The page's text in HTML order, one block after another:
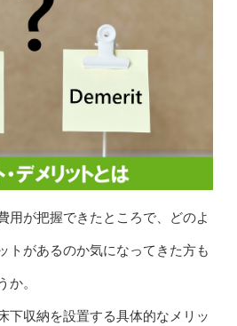
用が把握できたところで、どのよ
トがあるのか気になってきた方も
か。
下収納を設置する具体的なメリッ